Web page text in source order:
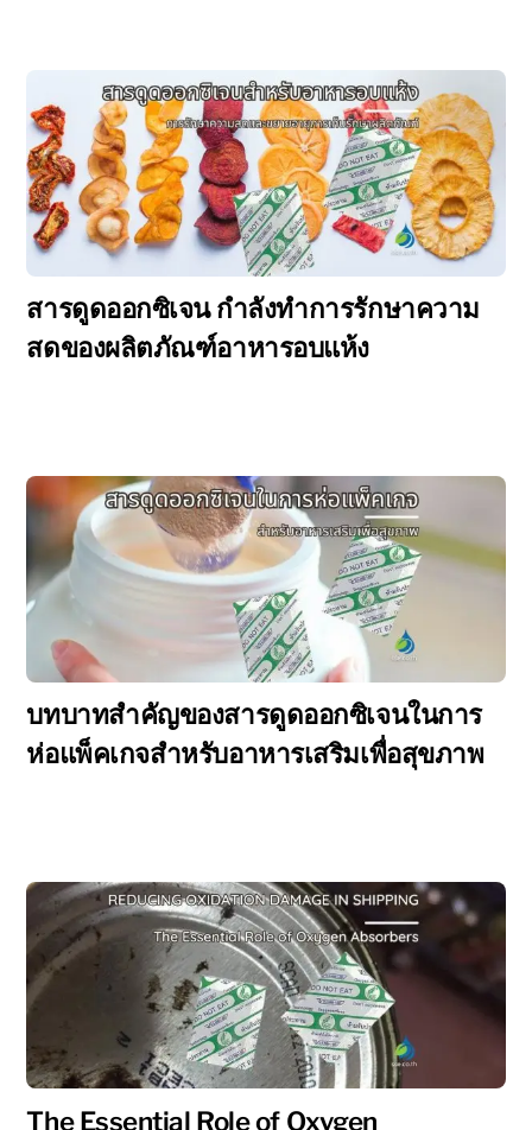
สารดูดออกซิเจน กำลังทำการรักษาความ
สดของผลิตภัณฑ์อาหารอบแห้ง
บทบาทสำคัญของสารดูดออกซิเจนในการ
ห่อแพ็คเกจสำหรับอาหารเสริมเพื่อสุขภาพ
The Essential Role of Oxygen